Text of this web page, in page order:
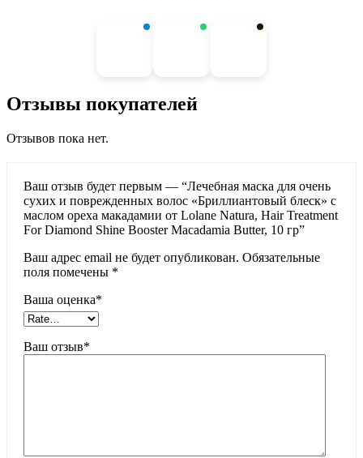
Отзывы покупателей
Отзывов пока нет.
Ваш отзыв будет первым — “Лечебная маска для очень
сухих и поврежденных волос «Бриллиантовый блеск» с
маслом ореха макадамии от Lolane Natura, Hair Treatment
For Diamond Shine Booster Macadamia Butter, 10 гр”
Ваш адрес email не будет опубликован. Обязательные
поля помечены *
Ваша оценка*
Ваш отзыв*